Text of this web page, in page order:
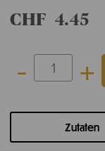
CHF 4.45
- +
Zutaten